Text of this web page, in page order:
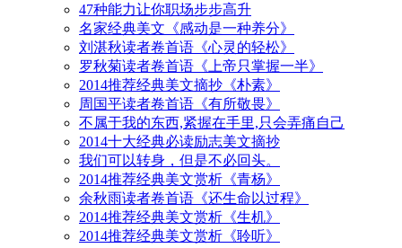
47种能力让你职场步步高升
名家经典美文《感动是一种养分》
刘湛秋读者卷首语《心灵的轻松》
罗秋菊读者卷首语《上帝只掌握一半》
2014推荐经典美文摘抄《朴素》
周国平读者卷首语《有所敬畏》
不属于我的东西,紧握在手里,只会弄痛自己
2014十大经典必读励志美文摘抄
我们可以转身，但是不必回头。
2014推荐经典美文赏析《青杨》
余秋雨读者卷首语《还生命以过程》
2014推荐经典美文赏析《生机》
2014推荐经典美文赏析《聆听》